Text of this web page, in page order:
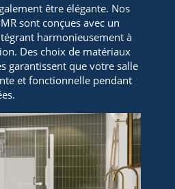
être élégante. Nos
sont conçues avec un
harmonieusement à
Des choix de matériaux
garantissent que votre salle
et fonctionnelle pendant